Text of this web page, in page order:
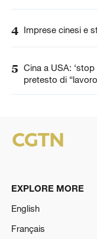
4 Imprese cinesi e
5 Cina a USA:
pretesto di
EXPLORE MORE
English
Français